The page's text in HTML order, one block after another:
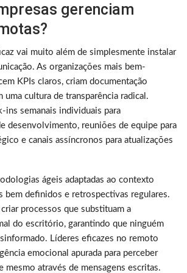
gerenciam
vai muito além de simplesmente instalar
As organizações mais bem-
KPIs claros, criam documentação
uma cultura de transparência radical.
ins semanais individuais para
desenvolvimento, reuniões de equipe para
e canais assíncronos para atualizações
ágeis adaptadas ao contexto
bem definidos e retrospectivas regulares.
processos que substituam a
do escritório, garantindo que ninguém
Líderes eficazes no remoto
emocional apurada para perceber
mesmo através de mensagens escritas.